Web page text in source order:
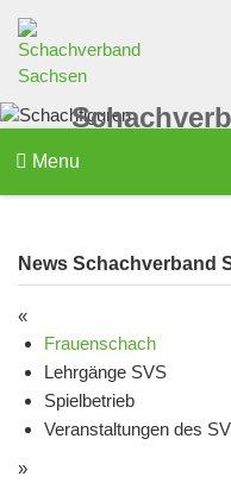
Menu
News Schachverband
«
Frauenschach
Lehrgänge SVS
Spielbetrieb
Veranstaltungen des
»